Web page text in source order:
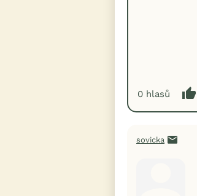
0 hlasů
sovicka